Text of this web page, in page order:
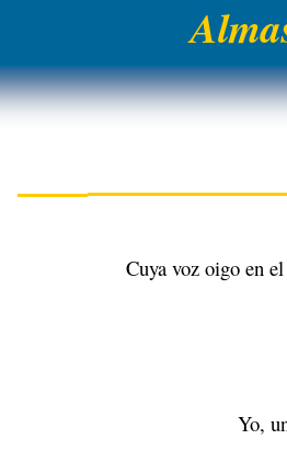
Cuya voz oigo en
Yo,